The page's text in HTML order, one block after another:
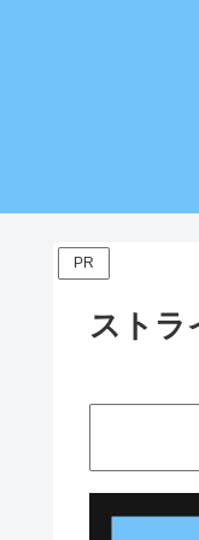
PR
ストラ